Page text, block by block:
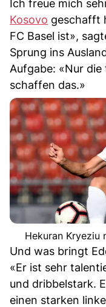
Ich freue mich
Kosovo geschafft
FC Basel ist»,
Sprung ins
Aufgabe: «Nur
schaffen das.»
Hekuran Kryeziu
Und was bringt
«Er ist sehr
und dribbelstark.
einen starken